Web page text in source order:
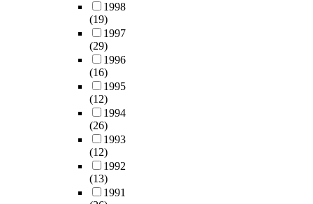
1998
(19)
1997
(29)
1996
(16)
1995
(12)
1994
(26)
1993
(12)
1992
(13)
1991